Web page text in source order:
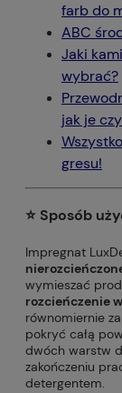
farb do
ABC
Jaki
wybrać?
jak je
gresu!
⭐️ Sposób
Impregnat
wymieszać
rozcieńczenie
równomiernie
pokryć całą
dwóch warstw
zakończeniu
detergentem.